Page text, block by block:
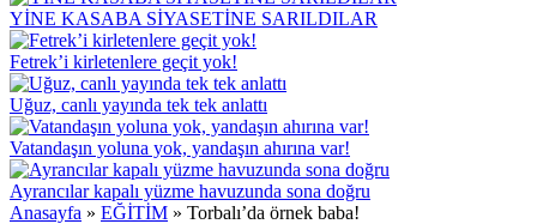
YİNE KASABA SİYASETİNE SARILDILAR
Fetrek’i kirletenlere geçit yok!
Uğuz, canlı yayında tek tek anlattı
Vatandaşın yoluna yok, yandaşın ahırına var!
Ayrancılar kapalı yüzme havuzunda sona doğru
Anasayfa » EĞİTİM » Torbalı’da örnek baba!